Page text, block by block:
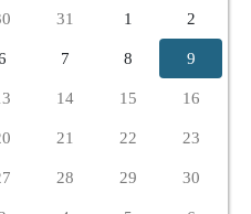
31 1 2
7 8 9
14 15 16
21 22 23
28 29 30